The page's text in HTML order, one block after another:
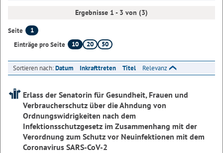
Ergebnisse 1 - 3 von (3)
Seite
1
Einträge pro Seite
10 20 50
Sortieren nach:Datum Inkrafttreten Titel Relevanz
Erlass der Senatorin für Gesundheit, Frauen und
Verbraucherschutz über die Ahndung von
Ordnungswidrigkeiten nach dem
Infektionsschutzgesetz im Zusammenhang mit der
Verordnung zum Schutz vor Neuinfektionen mit dem
Coronavirus SARS-CoV-2